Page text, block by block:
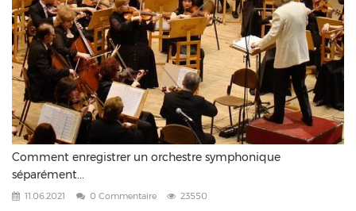
Comment enregistrer un orchestre symphonique
séparément...
11.06.2021 0 Commentaire 23550